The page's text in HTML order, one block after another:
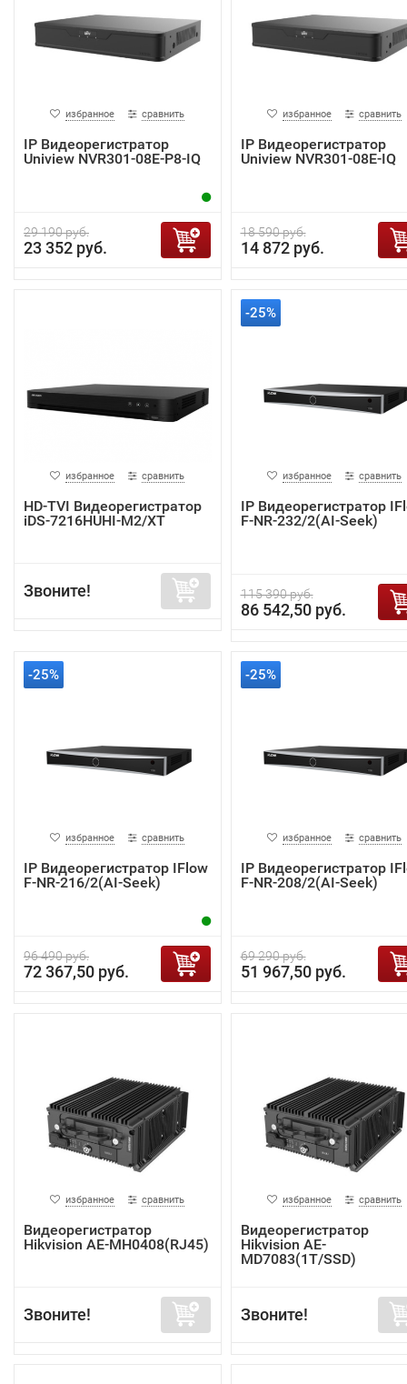
избранное сравнить
IP Видеорегистратор
Uniview NVR301-08E-P8-IQ
29 190 руб.
23 352 руб.
избранное сравнить
IP Видеорегистратор
Uniview NVR301-08E-IQ
18 590 руб.
14 872 руб.
избранное сравнить
HD-TVI Видеорегистратор
iDS-7216HUHI-M2/XT
Звоните!
-25%
избранное сравнить
IP Видеорегистратор
F-NR-232/2(AI-Seek)
115 390 руб.
86 542,50 руб.
-25%
избранное сравнить
IP Видеорегистратор IFlow
F-NR-216/2(AI-Seek)
96 490 руб.
72 367,50 руб.
-25%
избранное сравнить
IP Видеорегистратор
F-NR-208/2(AI-Seek)
69 290 руб.
51 967,50 руб.
избранное сравнить
Видеорегистратор
Hikvision AE-MH0408(RJ45)
Звоните!
избранное сравнить
Видеорегистратор
Hikvision AE-
MD7083(1T/SSD)
Звоните!